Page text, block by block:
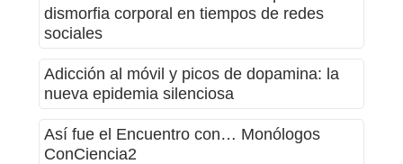
dismorfia corporal en tiempos de redes
sociales
Adicción al móvil y picos de dopamina: la
nueva epidemia silenciosa
Así fue el Encuentro con… Monólogos
ConCiencia2